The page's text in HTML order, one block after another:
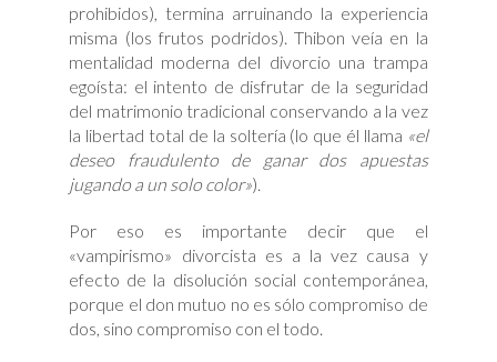
prohibidos), termina arruinando la experiencia
misma (los frutos podridos). Thibon veía en la
mentalidad moderna del divorcio una trampa
egoísta: el intento de disfrutar de la seguridad
del matrimonio tradicional conservando a la vez
la libertad total de la soltería (lo que él llama «el
deseo fraudulento de ganar dos apuestas
jugando a un solo color»).
Por eso es importante decir que el
«vampirismo» divorcista es a la vez causa y
efecto de la disolución social contemporánea,
porque el don mutuo no es sólo compromiso de
dos, sino compromiso con el todo.